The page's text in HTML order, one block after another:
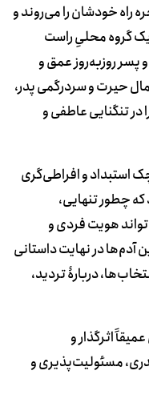
راه خودشان را می‌روند و
یک گروه محلیِ راست
روزبه‌روز عمق و
حیرت و سردرگمی پدر،
در تنگنایی عاطفی و
استبداد و افراطی‌گری
چطور تنهایی،
هویت فردی و
آدم‌ها در نهایت داستانی
دربارۀ تردید،
اثرگذار و
مسئولیت‌پذیری و